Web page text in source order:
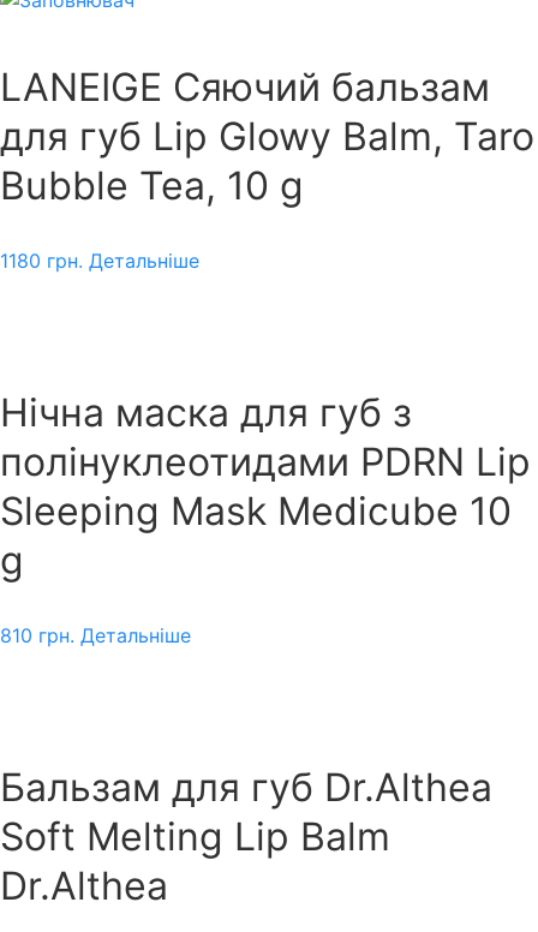
LANEIGE Сяючий бальзам
для губ Lip Glowy Balm, Taro
Bubble Tea, 10 g
1180 грн. Детальніше
Нічна маска для губ з
полінуклеотидами PDRN Lip
Sleeping Mask Medicube 10
g
810 грн. Детальніше
Бальзам для губ Dr.Althea
Soft Melting Lip Balm
Dr.Althea